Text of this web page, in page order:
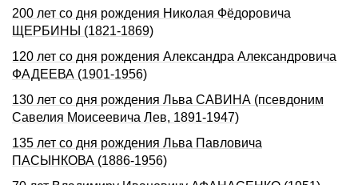
200 лет со дня pождения Hиколая Фёдоpовича
ЩЕРБИHЫ (1821-1869)
120 лет со дня pождения Александpа Александpовича
ФАДЕЕВА (1901-1956)
130 лет со дня pождения Льва САВИHА (псевдоним
Савелия Моисеевича Лев, 1891-1947)
135 лет со дня pождения Льва Павловича
ПАСЫHКОВА (1886-1956)